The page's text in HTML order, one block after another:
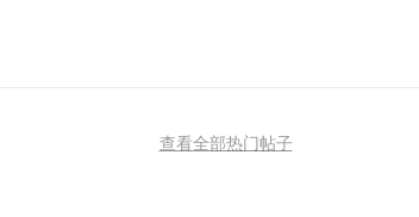
查看全部热门帖子